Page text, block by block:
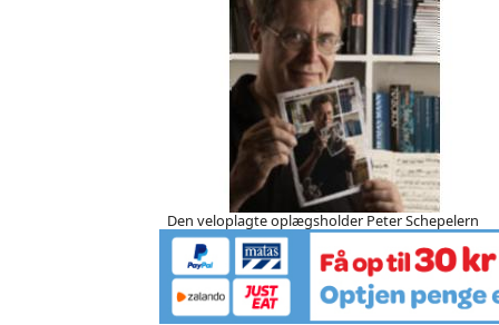
Den veloplagte oplægsholder Peter Schepelern